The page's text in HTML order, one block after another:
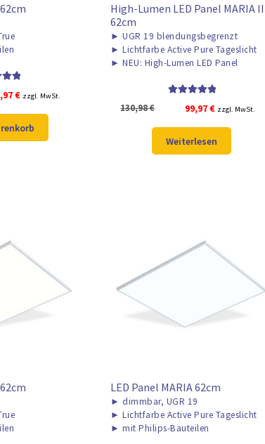
5
€
€Aktueller
ist:
79,97 €.
zzgl. MwSt.
High-Lumen LED Panel MARIA II
62cm
► UGR 19 blendungsbegrenzt
► Lichtfarbe Active Pure Tageslicht
► NEU: High-Lumen LED Panel
5.00von 5
130,98€
Ursprünglicher
war:
130,98 €
99,97€Aktueller
ist:
99,97 €.
zzgl. MwSt.
Weiterlesen
LED Panel MARIA 62cm
► dimmbar, UGR 19
► Lichtfarbe Active Pure Tageslicht
► mit Philips-Bauteilen